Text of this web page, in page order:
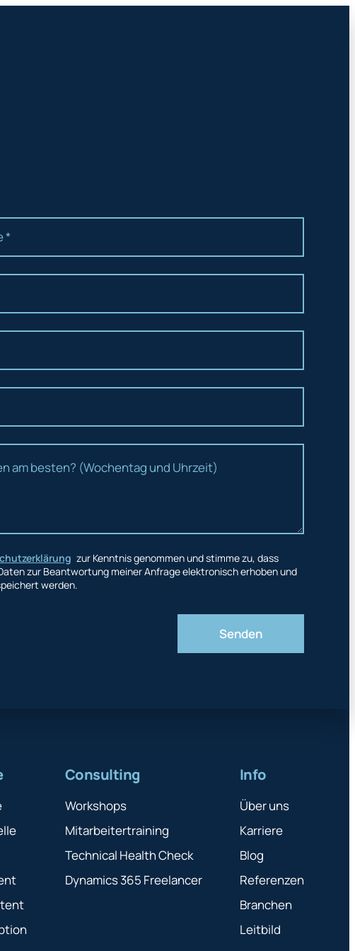
zur Kenntnis genommen und stimme zu, dass
zur Beantwortung meiner Anfrage elektronisch erhoben und
werden.
Consulting
Workshops
Mitarbeitertraining
Technical Health Check
Dynamics 365 Freelancer
Info
Über uns
Karriere
Blog
Referenzen
Branchen
Leitbild